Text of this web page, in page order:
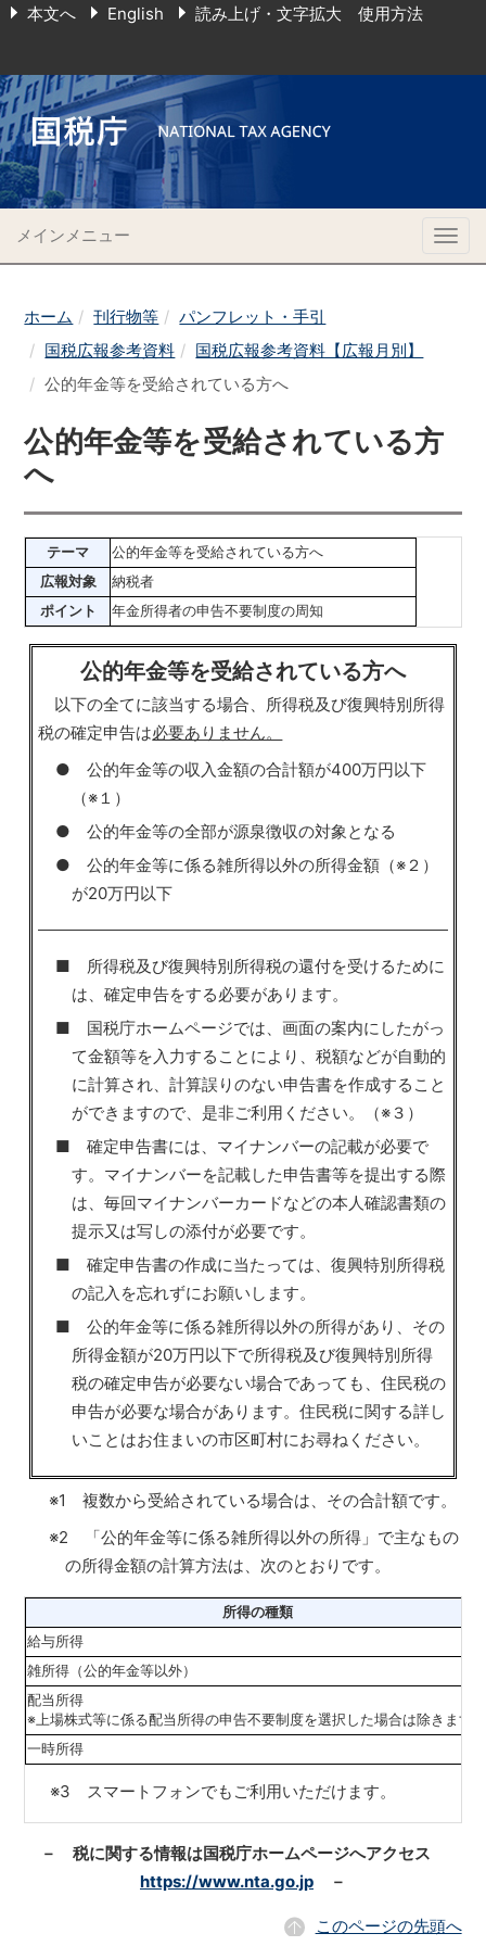
本文へ English 読み上げ・文字拡大 使用方法
メインメニュー
ホーム 刊行物等
パンフレット・手引
国税広報参考資料
国税広報参考資料【広報月別】
公的年金等を受給されている方へ
公的年金等を受給されている方
へ
テーマ
公的年金等を受給されている方へ
広報対象
納税者
ポイント
年金所得者の申告不要制度の周知
公的年金等を受給されている方へ
以下の全てに該当する場合、所得税及び復興特別所得
税の確定申告は必要ありません。
● 公的年金等の収入金額の合計額が400万円以下
（※１）
● 公的年金等の全部が源泉徴収の対象となる
● 公的年金等に係る雑所得以外の所得金額（※２）
が20万円以下
■ 所得税及び復興特別所得税の還付を受けるために
は、確定申告をする必要があります。
■ 国税庁ホームページでは、画面の案内にしたがっ
て金額等を入力することにより、税額などが自動的
に計算され、計算誤りのない申告書を作成すること
ができますので、是非ご利用ください。（※３）
■ 確定申告書には、マイナンバーの記載が必要で
す。マイナンバーを記載した申告書等を提出する際
は、毎回マイナンバーカードなどの本人確認書類の
提示又は写しの添付が必要です。
■ 確定申告書の作成に当たっては、復興特別所得税
の記入を忘れずにお願いします。
■ 公的年金等に係る雑所得以外の所得があり、その
所得金額が20万円以下で所得税及び復興特別所得
税の確定申告が必要ない場合であっても、住民税の
申告が必要な場合があります。住民税に関する詳し
いことはお住まいの市区町村にお尋ねください。
※1 複数から受給されている場合は、その合計額です。
※2 「公的年金等に係る雑所得以外の所得」で主なもの
の所得金額の計算方法は、次のとおりです。
所得の種類
給与所得
雑所得（公的年金等以外）
配当所得
※上場株式等に係る配当所得の申告不要制度を選択した場合は除きます
一時所得
※3 スマートフォンでもご利用いただけます。
－ 税に関する情報は国税庁ホームページへアクセス
https://www.nta.go.jp －
このページの先頭へ